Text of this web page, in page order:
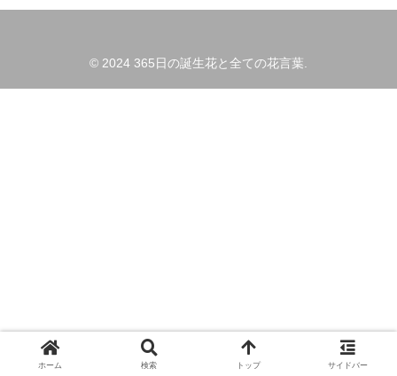
© 2024 365日の誕生花と全ての花言葉.
ホーム 検索 トップ サイドバー